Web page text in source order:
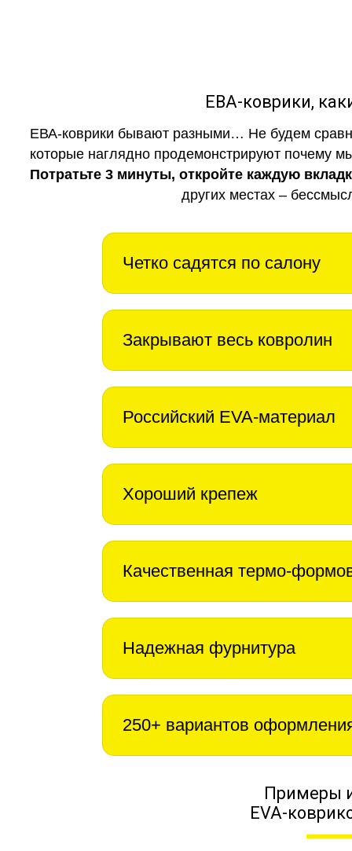
ЕВА-коврики,
ЕВА-коврики бывают разными… Не будем
которые наглядно продемонстрируют почему
Потратьте 3 минуты, откройте каждую
других местах –
Четко садятся по салону
Закрывают весь ковролин
Российский EVA-материал
Хороший крепеж
Качественная термо-
Надежная фурнитура
250+ вариантов
Примеры
EVA-